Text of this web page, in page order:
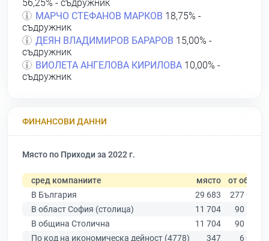
56,25% - съдружник
МАРЧО СТЕФАНОВ МАРКОВ 18,75% -
съдружник
ДЕЯН ВЛАДИМИРОВ БАРАРОВ 15,00% -
съдружник
ВИОЛЕТА АНГЕЛОВА КИРИЛОВА 10,00% -
съдружник
ФИНАНСОВИ ДАННИ
Място по Приходи за 2022 г.
сред компаниите място от общо
В България
29 683
277 019
В област София (столица)
11 704
90 178
В община Столична
11 704
90 178
По код на икономическа дейност (4778)
347 6 089